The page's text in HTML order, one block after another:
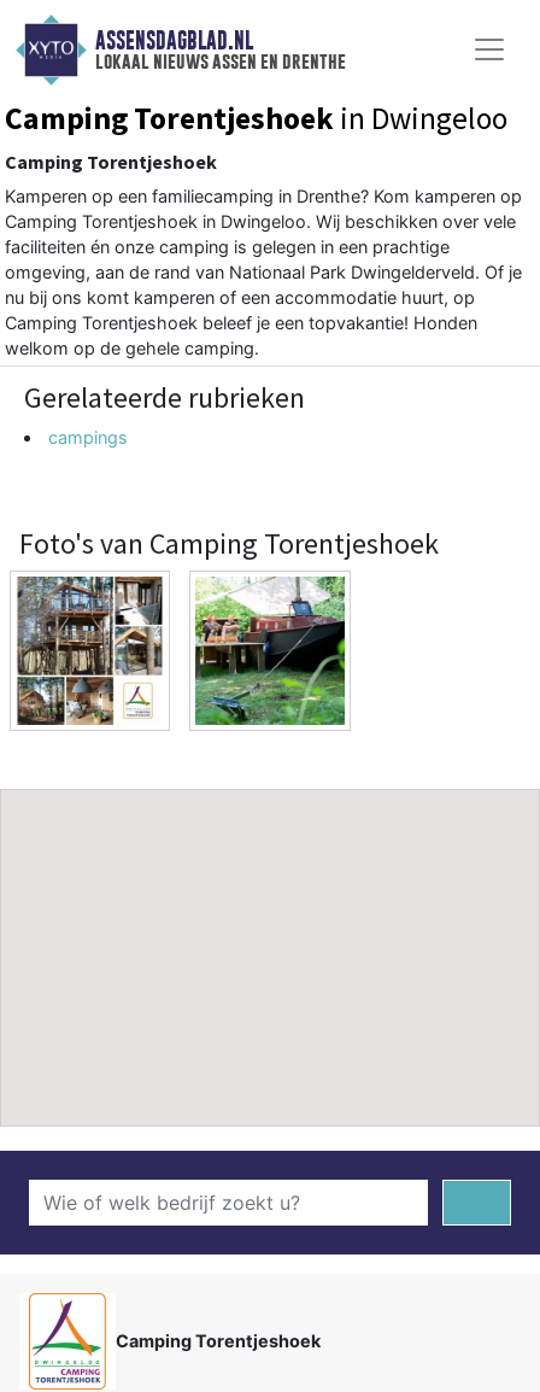
ASSENSDAGBLAD.NL
lokaal nieuws assen en drenthe
Camping Torentjeshoek in Dwingeloo
Camping Torentjeshoek
Kamperen op een familiecamping in Drenthe? Kom kamperen op
Camping Torentjeshoek in Dwingeloo. Wij beschikken over vele
faciliteiten én onze camping is gelegen in een prachtige
omgeving, aan de rand van Nationaal Park Dwingelderveld. Of je
nu bij ons komt kamperen of een accommodatie huurt, op
Camping Torentjeshoek beleef je een topvakantie! Honden
welkom op de gehele camping.
Gerelateerde rubrieken
campings
Foto's van Camping Torentjeshoek
Camping Torentjeshoek